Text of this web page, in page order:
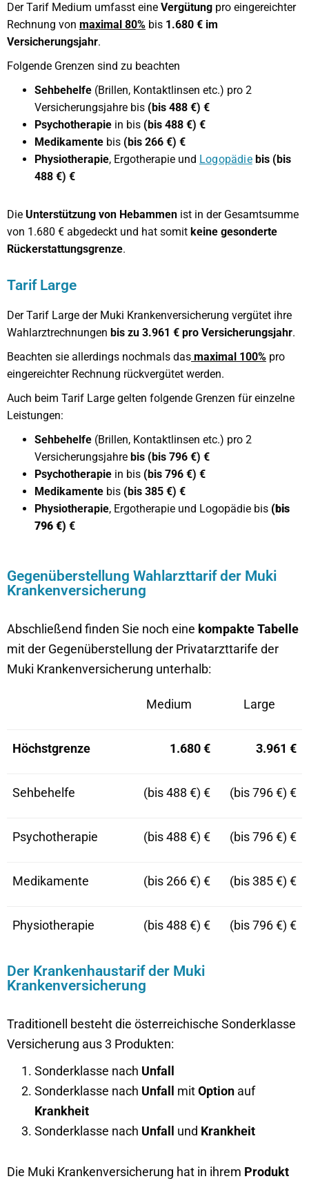
Der Tarif Medium umfasst eine Vergütung pro eingereichter
Rechnung von maximal 80% bis 1.680 € im
Versicherungsjahr.
Folgende Grenzen sind zu beachten
Sehbehelfe (Brillen, Kontaktlinsen etc.) pro 2
Versicherungsjahre bis (bis 488 €) €
Psychotherapie in bis (bis 488 €) €
Medikamente bis (bis 266 €) €
Physiotherapie, Ergotherapie und Logopädie bis (bis
488 €) €
Die Unterstützung von Hebammen ist in der Gesamtsumme
von 1.680 € abgedeckt und hat somit keine gesonderte
Rückerstattungsgrenze.
Tarif Large
Der Tarif Large der Muki Krankenversicherung vergütet ihre
Wahlarztrechnungen bis zu 3.961 € pro Versicherungsjahr.
Beachten sie allerdings nochmals das maximal 100% pro
eingereichter Rechnung rückvergütet werden.
Auch beim Tarif Large gelten folgende Grenzen für einzelne
Leistungen:
Sehbehelfe (Brillen, Kontaktlinsen etc.) pro 2
Versicherungsjahre bis (bis 796 €) €
Psychotherapie in bis (bis 796 €) €
Medikamente bis (bis 385 €) €
Physiotherapie, Ergotherapie und Logopädie bis (bis
796 €) €
Gegenüberstellung Wahlarzttarif der Muki
Krankenversicherung
Abschließend finden Sie noch eine kompakte Tabelle
mit der Gegenüberstellung der Privatarzttarife der
Muki Krankenversicherung unterhalb:
Medium Large
Höchstgrenze 1.680 € 3.961 €
Sehbehelfe (bis 488 €) € (bis 796 €) €
Psychotherapie (bis 488 €) € (bis 796 €) €
Medikamente (bis 266 €) € (bis 385 €) €
Physiotherapie (bis 488 €) € (bis 796 €) €
Der Krankenhaustarif der Muki
Krankenversicherung
Traditionell besteht die österreichische Sonderklasse
Versicherung aus 3 Produkten:
Sonderklasse nach Unfall
Sonderklasse nach Unfall mitOption auf
Krankheit
Sonderklasse nach Unfall und Krankheit
Die Muki Krankenversicherung hat in ihrem Produkt